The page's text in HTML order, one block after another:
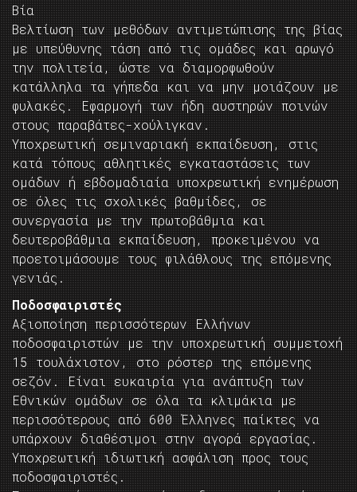
Βία
Βελτίωση των μεθόδων αντιμετώπισης της βίας
με υπεύθυνης τάση από τις ομάδες και αρωγό
την πολιτεία, ώστε να διαμορφωθούν
κατάλληλα τα γήπεδα και να μην μοιάζουν με
φυλακές. Εφαρμογή των ήδη αυστηρών ποινών
στους παραβάτες-χούλιγκαν.
Υποχρεωτική σεμιναριακή εκπαίδευση, στις
κατά τόπους αθλητικές εγκαταστάσεις των
ομάδων ή εβδομαδιαία υποχρεωτική ενημέρωση
σε όλες τις σχολικές βαθμίδες, σε
συνεργασία με την πρωτοβάθμια και
δευτεροβάθμια εκπαίδευση, προκειμένου να
προετοιμάσουμε τους φιλάθλους της επόμενης
γενιάς.
Ποδοσφαιριστές
Αξιοποίηση περισσότερων Ελλήνων
ποδοσφαιριστών με την υποχρεωτική συμμετοχή
15 τουλάχιστον, στο ρόστερ της επόμενης
σεζόν. Είναι ευκαιρία για ανάπτυξη των
Εθνικών ομάδων σε όλα τα κλιμάκια με
περισσότερους από 600 Έλληνες παίκτες να
υπάρχουν διαθέσιμοι στην αγορά εργασίας.
Υποχρεωτική ιδιωτική ασφάλιση προς τους
ποδοσφαιριστές.